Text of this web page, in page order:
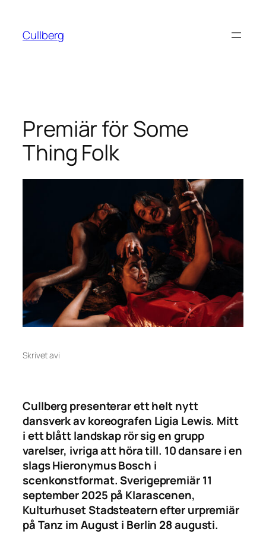
innehåll
Cullberg
Premiär för Some
Thing Folk
Skrivet avi
Cullberg presenterar ett helt nytt
dansverk av koreografen Ligia Lewis. Mitt
i ett blått landskap rör sig en grupp
varelser, ivriga att höra till. 10 dansare i en
slags Hieronymus Bosch i
scenkonstformat. Sverigepremiär 11
september 2025 på Klarascenen,
Kulturhuset Stadsteatern efter urpremiär
på Tanz im August i Berlin 28 augusti.